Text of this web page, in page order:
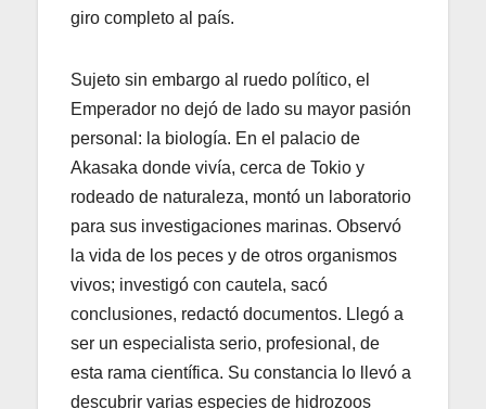
giro completo al país.
Sujeto sin embargo al ruedo político, el
Emperador no dejó de lado su mayor pasión
personal: la biología. En el palacio de
Akasaka donde vivía, cerca de Tokio y
rodeado de naturaleza, montó un laboratorio
para sus investigaciones marinas. Observó
la vida de los peces y de otros organismos
vivos; investigó con cautela, sacó
conclusiones, redactó documentos. Llegó a
ser un especialista serio, profesional, de
esta rama científica. Su constancia lo llevó a
descubrir varias especies de hidrozoos